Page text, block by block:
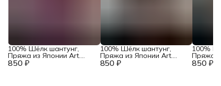
850 ₽
100% Шёлк шантунг,
Пряжа из Японии Art.
Okinawa Ментол / 850 ₽
100% Шёлк шантунг,
Пряжа из Японии Art.
Okinawa Ментол / 850 ₽
100%
Пряжа